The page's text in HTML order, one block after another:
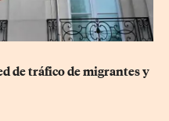
de tráfico de migrantes y